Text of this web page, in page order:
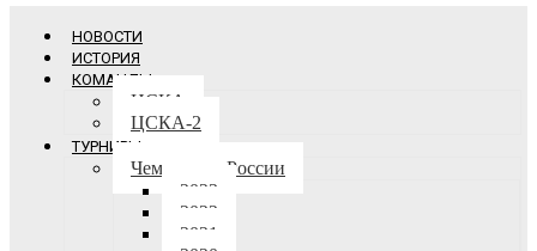
НОВОСТИ
ИСТОРИЯ
КОМАНДЫ
ЦСКА
ЦСКА-2
ТУРНИРЫ
Чемпионат России
2023
2022
2021